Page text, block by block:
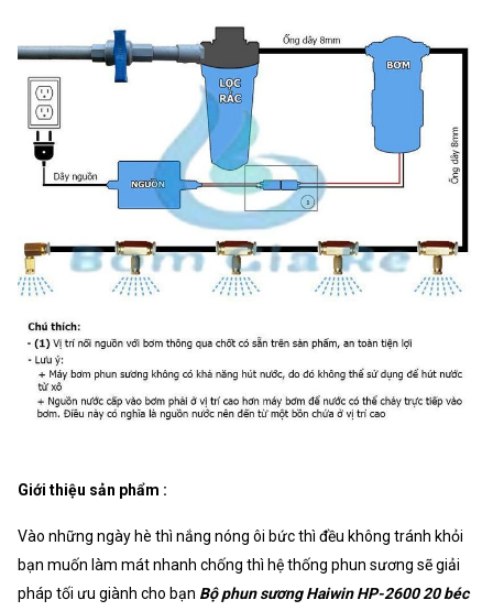
Giới thiệu sản phẩm :
Vào những ngày hè thì nắng nóng ôi bức thì đều không tránh khỏi
bạn muốn làm mát nhanh chống thì hệ thống phun sương sẽ giải
pháp tối ưu giành cho bạn Bộ phun sương Haiwin HP-2600 20 béc